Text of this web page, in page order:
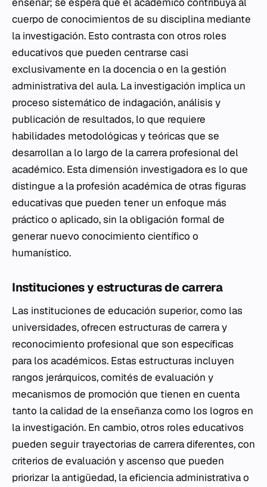
cuerpo de conocimientos de su disciplina mediante
la investigación. Esto contrasta con otros roles
educativos que pueden centrarse casi
exclusivamente en la docencia o en la gestión
administrativa del aula. La investigación implica un
proceso sistemático de indagación, análisis y
publicación de resultados, lo que requiere
habilidades metodológicas y teóricas que se
desarrollan a lo largo de la carrera profesional del
académico. Esta dimensión investigadora es lo que
distingue a la profesión académica de otras figuras
educativas que pueden tener un enfoque más
práctico o aplicado, sin la obligación formal de
generar nuevo conocimiento científico o
humanístico.
Instituciones y estructuras de carrera
Las instituciones de educación superior, como las
universidades, ofrecen estructuras de carrera y
reconocimiento profesional que son específicas
para los académicos. Estas estructuras incluyen
rangos jerárquicos, comités de evaluación y
mecanismos de promoción que tienen en cuenta
tanto la calidad de la enseñanza como los logros en
la investigación. En cambio, otros roles educativos
pueden seguir trayectorias de carrera diferentes, con
criterios de evaluación y ascenso que pueden
priorizar la antigüedad, la eficiencia administrativa o